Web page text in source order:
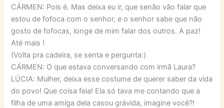
CÁRMEN: Pois é. Mas deixa eu ir, que senão vão falar que
estou de fofoca com o senhor, e o senhor sabe que não
gosto de fofocas, longe de mim falar dos outros. A paz!
Até mais !
(Volta pra cadeira, se senta e pergunta:)
CÁRMEN: O que estava conversando com irmã Laura?
LÚCIA: Mulher, deixa esse costume de querer saber da vida
do povo! Que coisa feia! Ela só tava me contando que a
filha de uma amiga dela casou grávida, imagine você?!